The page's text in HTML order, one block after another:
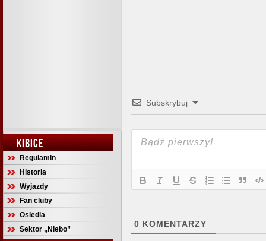
KIBICE
Regulamin
Historia
Wyjazdy
Fan cluby
Osiedla
Sektor „Niebo”
Subskrybuj
0 KOMENTARZY